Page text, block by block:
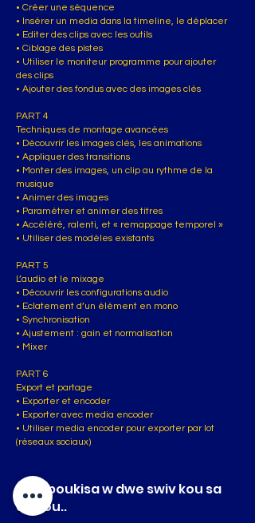
• Créer une séquence
• Insérer un media dans la timeline, le déplacer
• Editer des clips avec les outils
• Ciblage des pistes
• Utiliser le moniteur programme pour ajouter
des clips
• Ajouter des fondus avec des images clés
PART 4
Techniques de montage avancées
• Découvrir les images clés, les animations
• Appliquer des transitions
• Monter des images, un clip au rythme de la
musique
• Animer des images
• Paramétrer et animer des titres
• Accéléré, ralenti, et « remappage temporel »
• Utiliser des modèles existants
PART 5
L’audio et le mixage
• Découvrir les configurations audio
• Eclatement d’un élément en mono
• Synchronisation
• Ajustement : gain et normalisation
• Mixer
PART 6
Export et partage
• Exporter et encoder
• Exporter avec media encoder
• Utiliser media encoder pour exporter par lot
(réseaux sociaux)
Men poukisa w dwe swiv kou sa
ak nou..